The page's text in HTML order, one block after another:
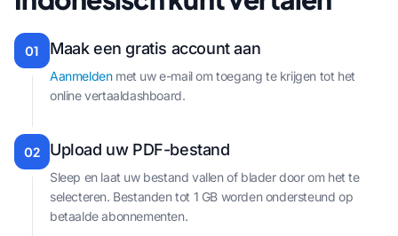
01 Maak een gratis account aan
Aanmeldenmet uw e-mail om toegang te krijgen tot het
online vertaaldashboard.
02 Upload uw PDF-bestand
Sleep en laat uw bestand vallen of blader door om het te
selecteren. Bestanden tot 1 GB worden ondersteund op
betaalde abonnementen.